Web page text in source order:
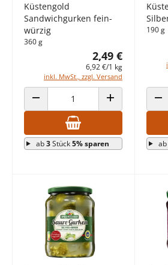
Küstengold
Sandwichgurken fein-
würzig
360 g
2,49 €
6,92 €/1 kg
inkl. MwSt., zzgl. Versand
ANZAHL VERRINGERN ANZAHL
ab3Stück5% sparen
190 g
ab